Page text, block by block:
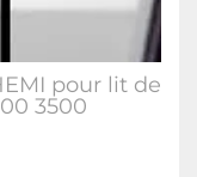
pour lit de
3500